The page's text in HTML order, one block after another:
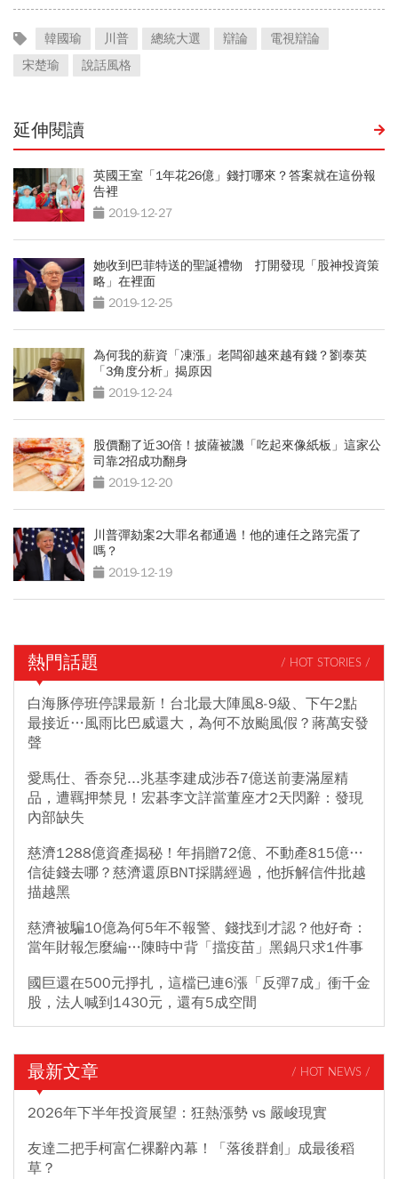
韓國瑜 川普 總統大選 辯論
電視辯論
宋楚瑜
說話風格
延伸閱讀
英國王室「1年花26億」錢打哪來？答案就在這份報
告裡
2019-12-27
她收到巴菲特送的聖誕禮物 打開發現「股神投資策
略」在裡面
2019-12-25
為何我的薪資「凍漲」老闆卻越來越有錢？劉泰英
「3角度分析」揭原因
2019-12-24
股價翻了近30倍！披薩被譏「吃起來像紙板」這家公
司靠2招成功翻身
2019-12-20
川普彈劾案2大罪名都通過！他的連任之路完蛋了
嗎？
2019-12-19
熱門話題 / HOT STORIES /
白海豚停班停課最新！台北最大陣風8-9級、下午2點
最接近…風雨比巴威還大，為何不放颱風假？蔣萬安發
聲
愛馬仕、香奈兒...兆基李建成涉吞7億送前妻滿屋精
品，遭羈押禁見！宏碁李文詳當董座才2天閃辭：發現
內部缺失
慈濟1288億資產揭秘！年捐贈72億、不動產815億…
信徒錢去哪？慈濟還原BNT採購經過，他拆解信件批越
描越黑
慈濟被騙10億為何5年不報警、錢找到才認？他好奇：
當年財報怎麼編…陳時中背「擋疫苗」黑鍋只求1件事
國巨還在500元掙扎，這檔已連6漲「反彈7成」衝千金
股，法人喊到1430元，還有5成空間
最新文章 / HOT NEWS /
2026年下半年投資展望：狂熱漲勢 vs 嚴峻現實
友達二把手柯富仁裸辭內幕！「落後群創」成最後稻
草？